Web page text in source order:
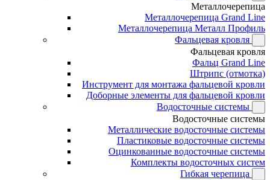
Металлочерепица
Металлочерепица Grand Line
Металлочерепица Металл Профиль
Фальцевая кровля
Фальцевая кровля
Фальц Grand Line
Штрипс (отмотка)
Инструмент для монтажа фальцевой кровли
Доборные элементы для фальцевой кровли
Водосточные системы
Водосточные системы
Металлические водосточные системы
Пластиковые водосточные системы
Оцинкованные водосточные системы
Комплекты водосточных систем
Гибкая черепица